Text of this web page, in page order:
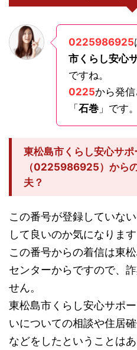
0225986925
市くらし安心
ですね。
0225から発
「 石巻 」です。
東松島市くらし安心サ
（0225986925）から
夫？
この番号が登録していな
して良いのか気になります
この番号からの着信は東
センターからですので、
せん。
東松島市くらし安心サポ
いについての相談や住居
などをしたということは